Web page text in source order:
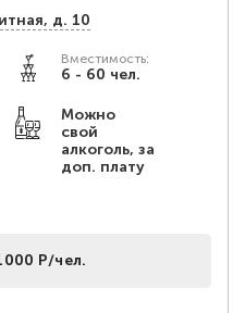
д. 10
Вместимость:
6 - 60 чел.
Можно
свой
алкоголь, за
доп. плату
Р/чел.